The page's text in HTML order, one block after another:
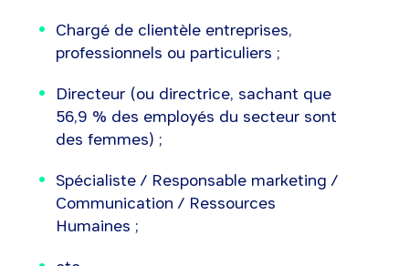
Chargé de clientèle entreprises,
professionnels ou particuliers ;
Directeur (ou directrice, sachant que
56,9 % des employés du secteur sont
des femmes) ;
Spécialiste / Responsable marketing /
Communication / Ressources
Humaines ;